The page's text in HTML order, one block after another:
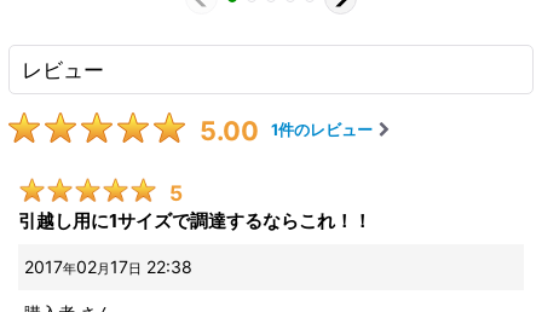
レビュー
5.00 1件のレビュー
5
引越し用に1サイズで調達するならこれ！！
2017年02月17日 22:38